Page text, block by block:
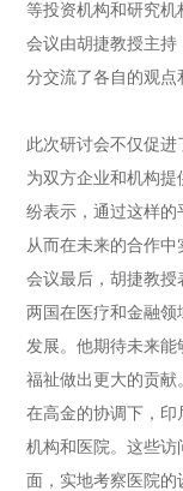
等投资机构和研究机
会议由胡捷教授主
分交流了各自的观点
此次研讨会不仅促
为双方企业和机构
纷表示，通过这样的
从而在未来的合作中
会议最后，胡捷教
两国在医疗和金融领
发展。他期待未来
福祉做出更大的贡献
在高金的协调下，
机构和医院。这些
面，实地考察医院